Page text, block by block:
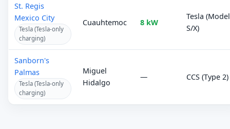
St. Regis
Mexico City
Tesla (Tesla-only
charging)
Cuauhtemoc 8 kW
Tesla (Model
S/X)
Sanborn's
Palmas
Tesla (Tesla-only
charging)
Miguel
Hidalgo
— CCS (Type 2)